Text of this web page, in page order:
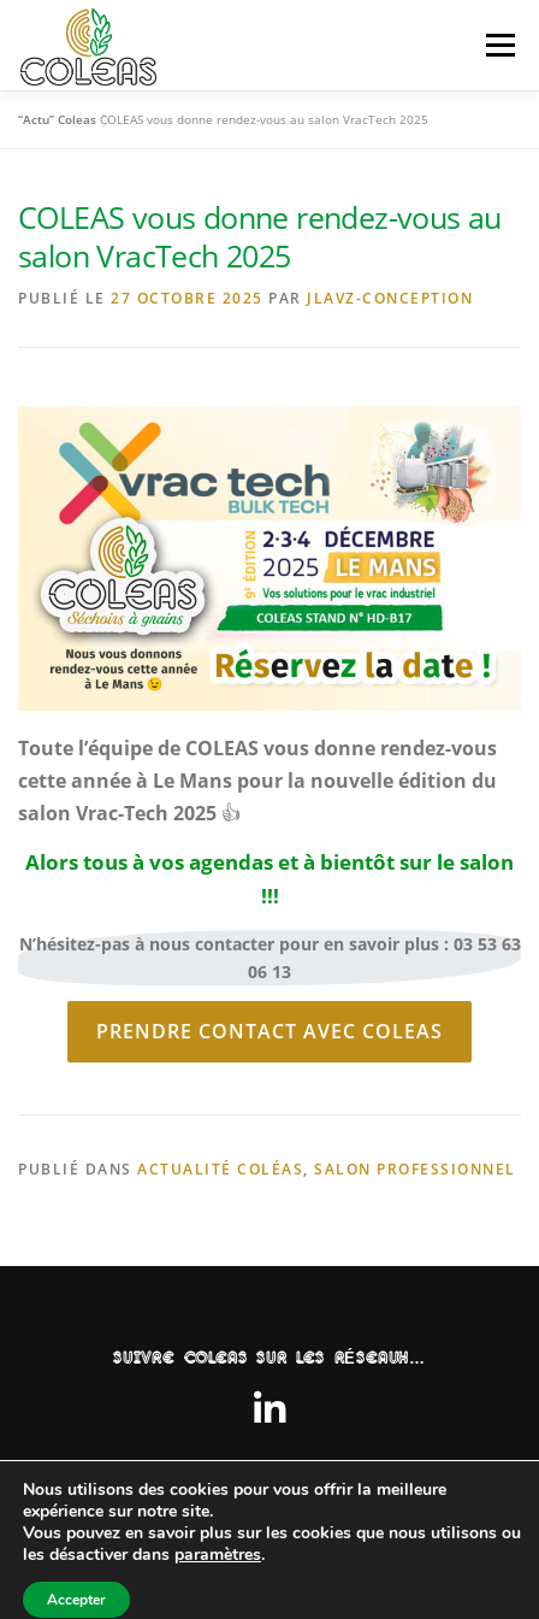
contenu
Menu
SUIVI ENTRETIEN FABRICATION POSE
“Actu” Coleas COLEAS vous donne rendez-vous au salon VracTech 2025
COLEAS vous donne rendez-vous au
salon VracTech 2025
PUBLIÉ LE 27 OCTOBRE 2025 PAR JLAVZ-CONCEPTION
Toute l’équipe de COLEAS vous donne rendez-vous
cette année à Le Mans pour la nouvelle édition du
salon Vrac-Tech 2025 👍
Alors tous à vos agendas et à bientôt sur le salon
!!!
N’hésitez-pas à nous contacter pour en savoir plus : 03 53 63
06 13
PRENDRE CONTACT AVEC COLEAS
PUBLIÉ DANS ACTUALITÉ COLÉAS, SALON PROFESSIONNEL
SUIVRE COLEAS SUR LES RÉSEAUX…
©2024Jlavz-Conception| ©Coleas |
Nous utilisons des cookies pour vous offrir la meilleure
expérience sur notre site.
Vous pouvez en savoir plus sur les cookies que nous utilisons ou
les désactiver dans paramètres.
Accepter